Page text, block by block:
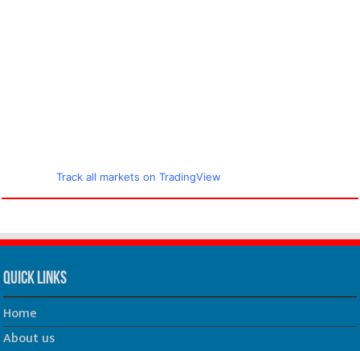
Track all markets on TradingView
Quick Links
Home
About us